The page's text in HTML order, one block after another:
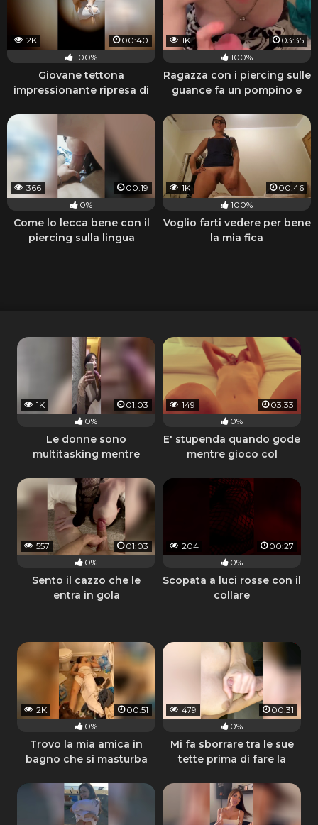
2K
00:40
100%
Giovane tettona
impressionante ripresa di
1K
03:35
100%
Ragazza con i piercing sulle
guance fa un pompino e
366
00:19
0%
Come lo lecca bene con il
piercing sulla lingua
1K
00:46
100%
Voglio farti vedere per bene
la mia fica
1K
01:03
0%
Le donne sono
multitasking mentre
telefono
149
03:33
0%
E' stupenda quando gode
mentre gioco col
557
01:03
0%
Sento il cazzo che le
entra in gola
204
00:27
0%
Scopata a luci rosse con il
collare
2K
00:51
0%
Trovo la mia amica in
bagno che si masturba
479
00:31
0%
Mi fa sborrare tra le sue
tette prima di fare la